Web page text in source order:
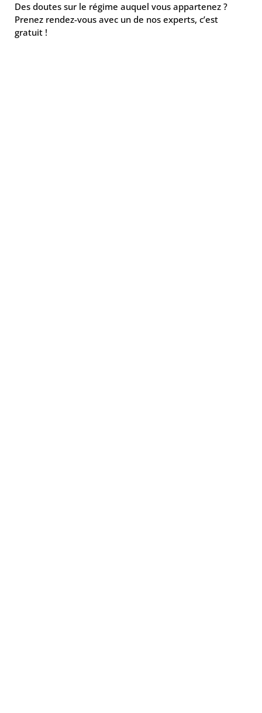
Des doutes sur le régime auquel vous appartenez ?
Prenez rendez-vous avec un de nos experts, c’est
gratuit !